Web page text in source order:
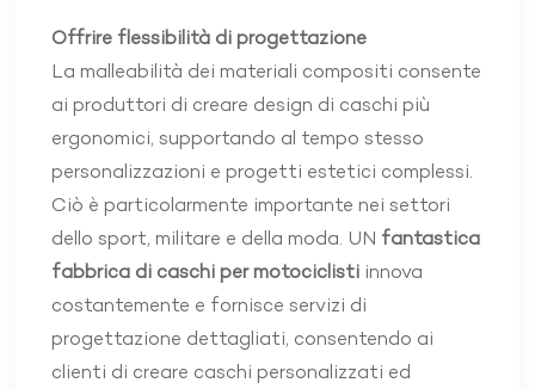
Offrire flessibilità di progettazione
La malleabilità dei materiali compositi consente
ai produttori di creare design di caschi più
ergonomici, supportando al tempo stesso
personalizzazioni e progetti estetici complessi.
Ciò è particolarmente importante nei settori
dello sport, militare e della moda. UN fantastica
fabbrica di caschi per motociclisti innova
costantemente e fornisce servizi di
progettazione dettagliati, consentendo ai
clienti di creare caschi personalizzati ed